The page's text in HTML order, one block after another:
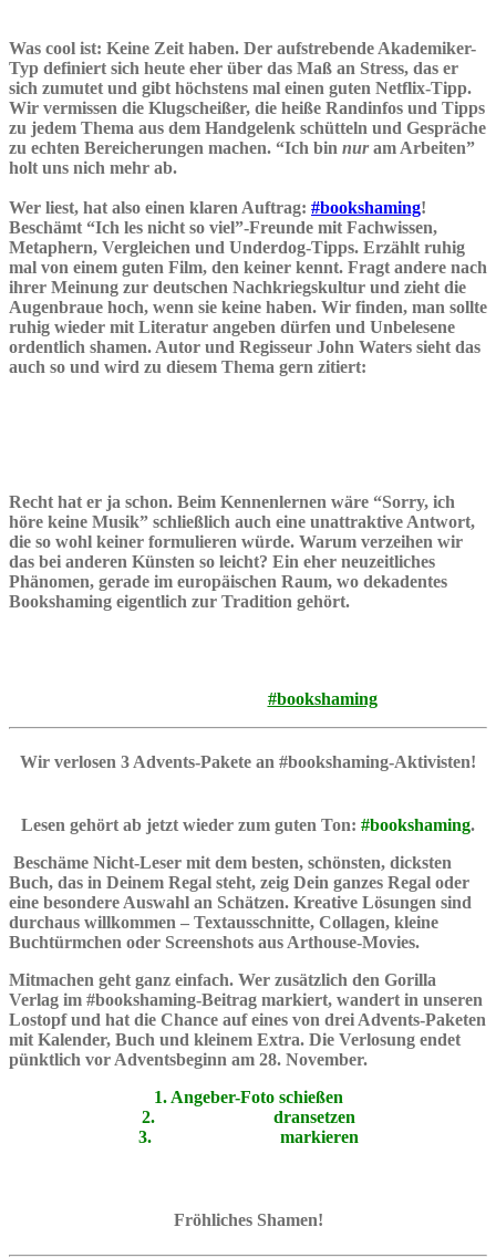
Was cool ist: Keine Zeit haben. Der aufstrebende Akademiker-
Typ definiert sich heute eher über das Maß an Stress, das er
sich zumutet und gibt höchstens mal einen guten Netflix-Tipp.
Wir vermissen die Klugscheißer, die heiße Randinfos und Tipps
zu jedem Thema aus dem Handgelenk schütteln und Gespräche
zu echten Bereicherungen machen. “Ich bin nuram Arbeiten”
holt uns nich mehr ab.
Wer liest, hat also einen klaren Auftrag: #bookshaming!
Beschämt “Ich les nicht so viel”-Freunde mit Fachwissen,
Metaphern, Vergleichen und Underdog-Tipps. Erzählt ruhig
mal von einem guten Film, den keiner kennt. Fragt andere nach
ihrer Meinung zur deutschen Nachkriegskultur und zieht die
Augenbraue hoch, wenn sie keine haben. Wir finden, man sollte
ruhig wieder mit Literatur angeben dürfen und Unbelesene
ordentlich shamen. Autor und Regisseur John Waters sieht das
auch so und wird zu diesem Thema gern zitiert:
Recht hat er ja schon. Beim Kennenlernen wäre “Sorry, ich
höre keine Musik” schließlich auch eine unattraktive Antwort,
die so wohl keiner formulieren würde. Warum verzeihen wir
das bei anderen Künsten so leicht? Ein eher neuzeitliches
Phänomen, gerade im europäischen Raum, wo dekadentes
Bookshaming eigentlich zur Tradition gehört.
#bookshaming
Wir verlosen 3 Advents-Pakete an #bookshaming-Aktivisten!
Lesen gehört ab jetzt wieder zum guten Ton: #bookshaming.
Beschäme Nicht-Leser mit dem besten, schönsten, dicksten
Buch, das in Deinem Regal steht, zeig Dein ganzes Regal oder
eine besondere Auswahl an Schätzen. Kreative Lösungen sind
durchaus willkommen – Textausschnitte, Collagen, kleine
Buchtürmchen oder Screenshots aus Arthouse-Movies.
Mitmachen geht ganz einfach. Wer zusätzlich den Gorilla
Verlag im #bookshaming-Beitrag markiert, wandert in unseren
Lostopf und hat die Chance auf eines von drei Advents-Paketen
mit Kalender, Buch und kleinem Extra. Die Verlosung endet
pünktlich vor Adventsbeginn am 28. November.
1. Angeber-Foto schießen
2.
dransetzen
3.
markieren
Fröhliches Shamen!